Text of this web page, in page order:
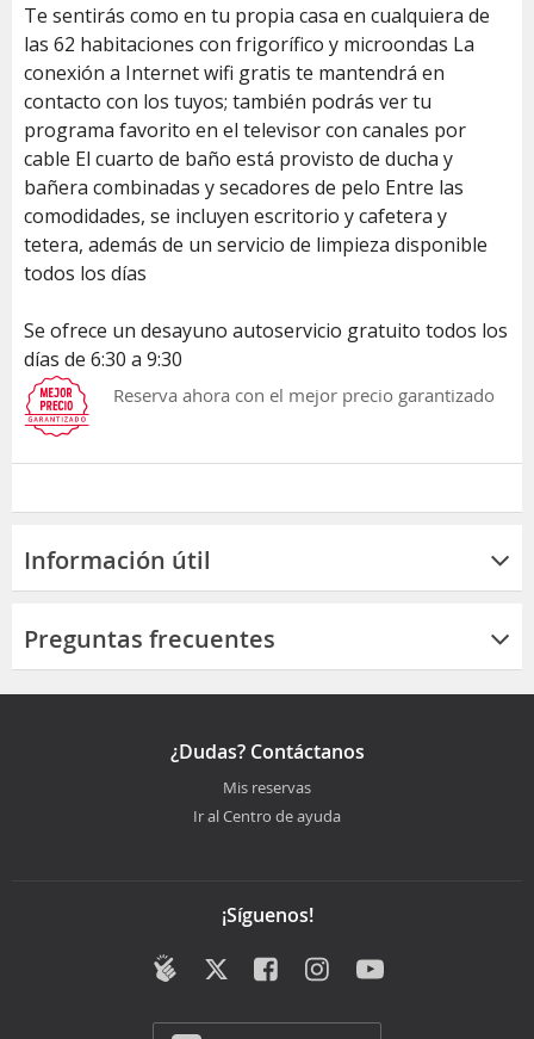
Te sentirás como en tu propia casa en cualquiera de
las 62 habitaciones con frigorífico y microondas La
conexión a Internet wifi gratis te mantendrá en
contacto con los tuyos; también podrás ver tu
programa favorito en el televisor con canales por
cable El cuarto de baño está provisto de ducha y
bañera combinadas y secadores de pelo Entre las
comodidades, se incluyen escritorio y cafetera y
tetera, además de un servicio de limpieza disponible
todos los días
Se ofrece un desayuno autoservicio gratuito todos los
días de 6:30 a 9:30
Reserva ahora con el mejor precio garantizado
Información útil
Preguntas frecuentes
¿Dudas? Contáctanos
Mis reservas
Ir al Centro de ayuda
¡Síguenos!